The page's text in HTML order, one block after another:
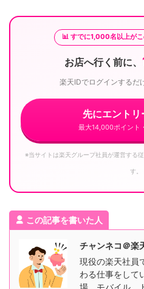
📊 すでに1,000名以上が
お店へ行く前に、
楽天IDでログインするだ
先にエントリ
最大14,000ポイント
※当サイトは楽天グループ社員が運営する
す。
この記事を書いた人
チャンネコ＠楽
現役の楽天社員
わる仕事をして
場、モバイル、